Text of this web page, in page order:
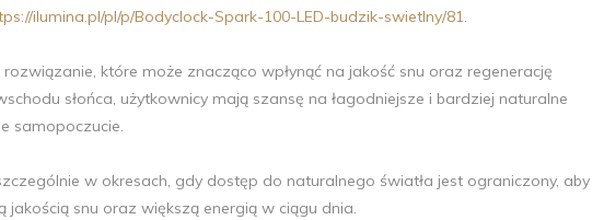
ilumina.pl/pl/p/Bodyclock-Spark-100-LED-budzik-swietlny/81.
które może znacząco wpłynąć na jakość snu oraz regenerację
słońca, użytkownicy mają szansę na łagodniejsze i bardziej naturalne
samopoczucie.
w okresach, gdy dostęp do naturalnego światła jest ograniczony, aby
snu oraz większą energią w ciągu dnia.